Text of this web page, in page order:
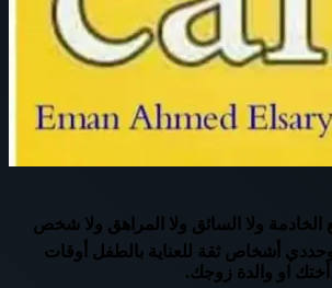
ولا السائق ولا المراهق ولا شخص
أشخاص ثقة للعناية بالطفل أوقات
أختك او والدة زوجك.